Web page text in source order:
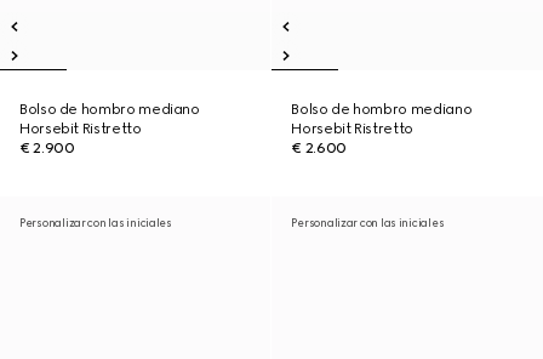
Bolso de hombro mediano
Horsebit Ristretto
€ 2.900
Bolso de hombro mediano
Horsebit Ristretto
€ 2.600
Personalizar con las iniciales Personalizar con las iniciales